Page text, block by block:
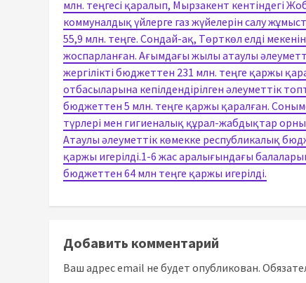
млн. теңгесі қаралып, Мырзакент кентіндегі
коммуналдық үйлерге газ жүйелерін салу
55,9 млн. теңге. Сондай-ақ, Төрткөл елді
жоспарланған. Ағымдағы жылы атаулы
жергілікті бюджеттен 231 млн. теңге қаржы
отбасыларына кепілдендірілген әлеуметтік
бюджеттен 5 млн. теңге қаржы қаралған.
түрлері мен гигиеналық құрал-жабдықтар
Атаулы әлеуметтік көмекке республикалық
қаржы игерілді.1-6 жас аралығындағы
бюджеттен 64 млн теңге қаржы игерілді.
Добавить комментарий
Ваш адрес email не будет опубликован.